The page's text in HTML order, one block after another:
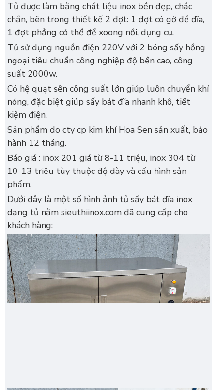
Tủ được làm bằng chất liệu inox bền đẹp, chắc
chắn, bên trong thiết kế 2 đợt: 1 đợt có gờ để đĩa,
1 đợt phẳng có thể để xoong nồi, dụng cụ.
Tủ sử dụng nguồn điện 220V với 2 bóng sấy hồng
ngoại tiêu chuẩn công nghiệp độ bền cao, công
suất 2000w.
Có hệ quạt sên công suất lớn giúp luôn chuyển khí
nóng, đặc biệt giúp sấy bát đĩa nhanh khô, tiết
kiệm điện.
Sản phẩm do cty cp kim khí Hoa Sen sản xuất, bảo
hành 12 tháng.
Báo giá : inox 201 giá từ 8-11 triệu, inox 304 từ
10-13 triệu tùy thuộc độ dày và cấu hình sản
phẩm.
Dưới đây là một số hình ảnh tủ sấy bát đĩa inox
dạng tủ nằm sieuthiinox.com đã cung cấp cho
khách hàng: